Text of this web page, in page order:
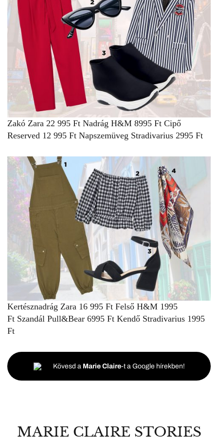
Zakó Zara 22 995 Ft Nadrág H&M 8995 Ft Cipő
Reserved 12 995 Ft Napszemüveg Stradivarius 2995 Ft
Kertésznadrág Zara 16 995 Ft Felső H&M 1995
Ft Szandál Pull&Bear 6995 Ft Kendő Stradivarius 1995
Ft
Kövesd a Marie Claire-t a Google hírekben!
MARIE CLAIRE STORIES